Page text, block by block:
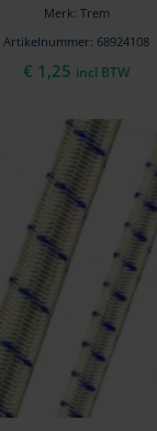
Merk: Trem
Artikelnummer: 68924108
€ 1,25 incl BTW